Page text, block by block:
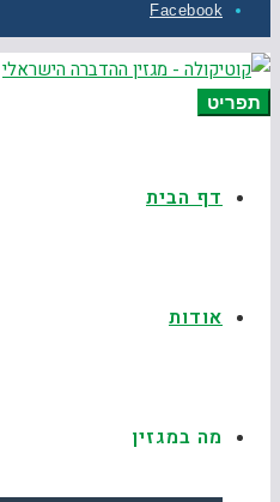
Facebook
תפריט
דף הבית
אודות
מה במגזין